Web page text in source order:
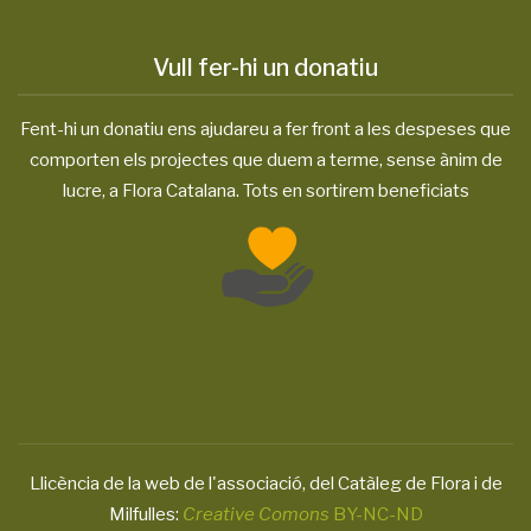
Vull fer-hi un donatiu
Fent-hi un donatiu ens ajudareu a fer front a les despeses que
comporten els projectes que duem a terme, sense ànim de
lucre, a Flora Catalana. Tots en sortirem beneficiats
Llicència de la web de l'associació, del Catàleg de Flora i de
Milfulles: Creative Comons BY-NC-ND